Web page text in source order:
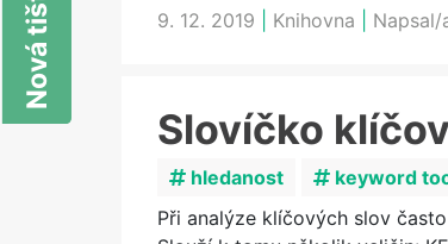
9. 12. 2019
Knihovna Napsal/
Slovíčko
hledanost keyword
Při analýze klíčových slov